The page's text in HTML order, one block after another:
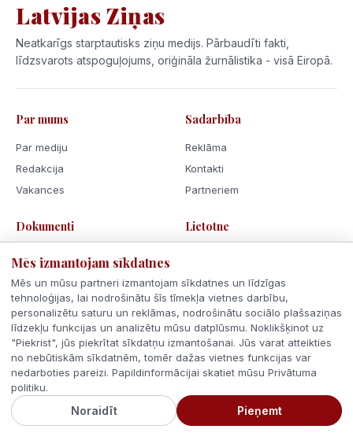
Latvijas Ziņas
Neatkarīgs starptautisks ziņu medijs. Pārbaudīti fakti,
līdzsvarots atspoguļojums, oriģināla žurnālistika - visā Eiropā.
Par mums
Par mediju
Redakcija
Vakances
Sadarbība
Reklāma
Kontakti
Partneriem
Dokumenti
Lietošanas noteikumi
Sīkdatnes
Rīcības kodekss
Lietotne
© 2026 Latvijas Ziņas. Visas tiesības aizsargātas.
Latvijā
Mēs izmantojam sīkdatnes
Mēs un mūsu partneri izmantojam sīkdatnes un līdzīgas
tehnoloģijas, lai nodrošinātu šīs tīmekļa vietnes darbību,
personalizētu saturu un reklāmas, nodrošinātu sociālo plašsaziņas
līdzekļu funkcijas un analizētu mūsu datplūsmu. Noklikšķinot uz
"Piekrist", jūs piekrītat sīkdatņu izmantošanai. Jūs varat atteikties
no nebūtiskām sīkdatnēm, tomēr dažas vietnes funkcijas var
nedarboties pareizi. Papildinformācijai skatiet mūsu Privātuma
politiku.
Noraidīt Pieņemt